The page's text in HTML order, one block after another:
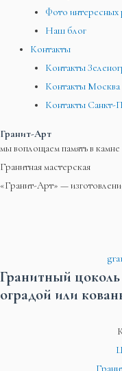
Фото интересных
Наш блог
Контакты
Контакты
Контакты Москва
Контакты Санкт-
Гранит-Арт
мы воплощаем память в камне
Гранитная мастерская
«Гранит-Арт» —
Гранитный
оградой или